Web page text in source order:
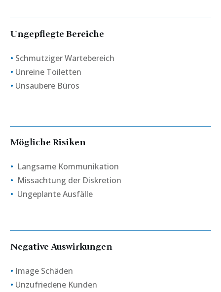
Ungepflegte Bereiche
• Schmutziger Wartebereich
• Unreine Toiletten
• Unsaubere Büros
Mögliche Risiken
• Langsame Kommunikation
• Missachtung der Diskretion
• Ungeplante Ausfälle
Negative Auswirkungen
• Image Schäden
• Unzufriedene Kunden